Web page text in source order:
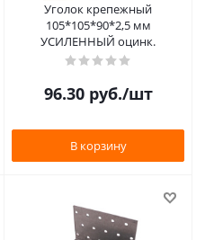
Уголок крепежный
105*105*90*2,5 мм
УСИЛЕННЫЙ оцинк.
96.30руб./шт
В корзину